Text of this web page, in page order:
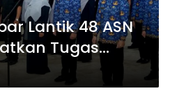
Lantik 48 ASN
Tugas
Masyarakat